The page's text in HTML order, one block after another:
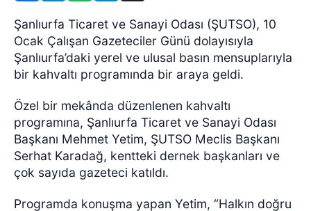
Şanlıurfa Ticaret ve Sanayi Odası (ŞUTSO), 10
Ocak Çalışan Gazeteciler Günü dolayısıyla
Şanlıurfa’daki yerel ve ulusal basın mensuplarıyla
bir kahvaltı programında bir araya geldi.
Özel bir mekânda düzenlenen kahvaltı
programına, Şanlıurfa Ticaret ve Sanayi Odası
Başkanı Mehmet Yetim, ŞUTSO Meclis Başkanı
Serhat Karadağ, kentteki dernek başkanları ve
çok sayıda gazeteci katıldı.
Programda konuşma yapan Yetim, “Halkın doğru